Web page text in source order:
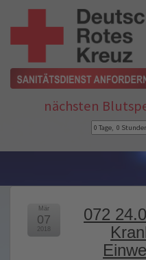
nächsten
072
Mär
07
2018